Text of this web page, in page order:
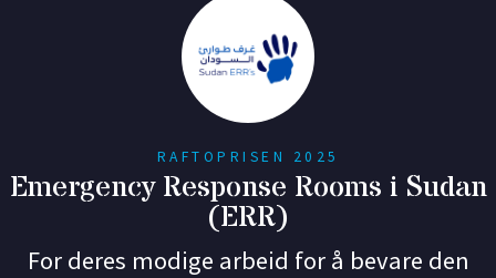
RAFTOPRISEN 2025
Emergency Response Rooms i Sudan
(ERR)
For deres modige arbeid for å bevare den